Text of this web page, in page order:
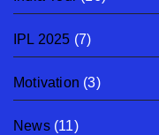
IPL 2025 (7)
Motivation (3)
News(11)